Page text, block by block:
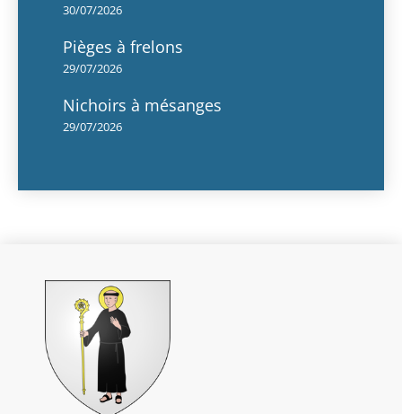
30/07/2026
Pièges à frelons
29/07/2026
Nichoirs à mésanges
29/07/2026